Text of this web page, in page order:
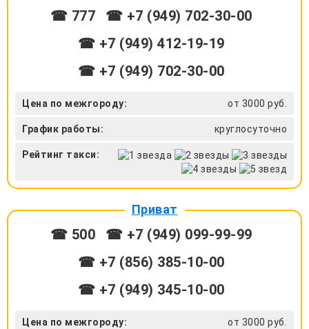
☎ 777
☎ +7 (949) 702-30-00
☎ +7 (949) 412-19-19
☎ +7 (949) 702-30-00
Цена по межгороду: от 3000 руб.
График работы: круглосуточно
Рейтинг такси:
Приват
☎ 500
☎ +7 (949) 099-99-99
☎ +7 (856) 385-10-00
☎ +7 (949) 345-10-00
Цена по межгороду: от 3000 руб.